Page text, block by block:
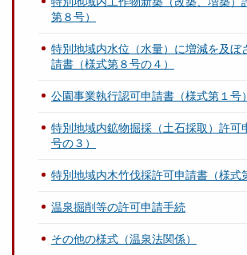
第８号）
特別地域内水位（水量）に増減を及ぼ
請書（様式第８号の４）
公園事業執行認可申請書（様式第１号）
特別地域内鉱物掘採（土石採取）許可
号の３）
特別地域内木竹伐採許可申請書（様式
温泉掘削等の許可申請手続
その他の様式（温泉法関係）